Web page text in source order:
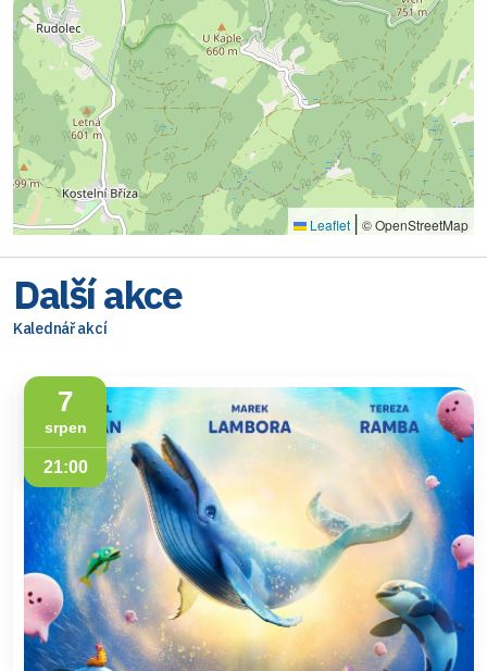
Leaflet | © OpenStreetMap
Další akce
Kalednář akcí
7
srpen
21:00